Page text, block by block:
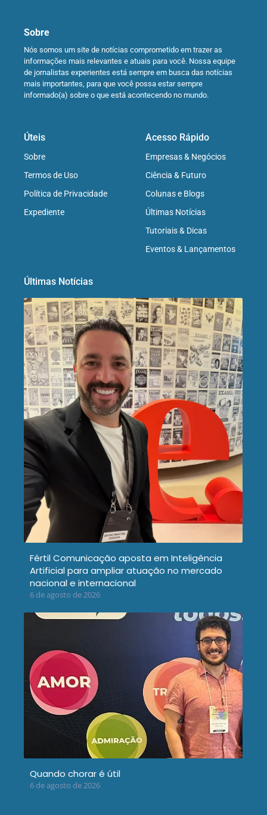
Sobre
Nós somos um site de notícias comprometido em trazer as
informações mais relevantes e atuais para você. Nossa equipe
de jornalistas experientes está sempre em busca das notícias
mais importantes, para que você possa estar sempre
informado(a) sobre o que está acontecendo no mundo.
Úteis
Sobre
Termos de Uso
Política de Privacidade
Expediente
Acesso Rápido
Empresas & Negócios
Ciência & Futuro
Colunas e Blogs
Últimas Notícias
Tutoriais & Dicas
Eventos & Lançamentos
Últimas Notícias
Fértil Comunicação aposta em Inteligência
Artificial para ampliar atuação no mercado
nacional e internacional
6 de agosto de 2026
Quando chorar é útil
6 de agosto de 2026